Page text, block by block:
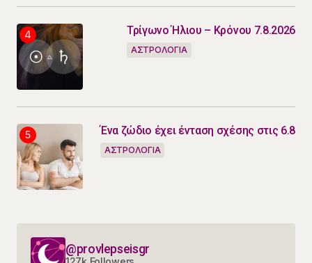
Τρίγωνο Ήλιου – Κρόνου 7.8.2026
ΑΣΤΡΟΛΟΓΙΑ
Ένα ζώδιο έχει ένταση σχέσης στις 6.8
ΑΣΤΡΟΛΟΓΙΑ
@provlepseisgr